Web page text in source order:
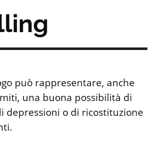
può rappresentare, anche
una buona possibilità di
depressioni o di ricostituzione